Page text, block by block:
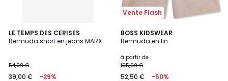
LE TEMPS DES CERISES
Bermuda short en jeans MARX
54,99 €
39,00 € -29%
Vente Flash
BOSS KIDSWEAR
Bermuda en lin
à partir de
105,00 €
52,50 € -50%